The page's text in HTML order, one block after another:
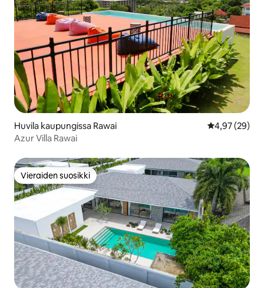
Huvila kaupungissa Rawai
4,97 (29)
Azur Villa Rawai
Vieraiden suosikki
Vieraiden suosikki